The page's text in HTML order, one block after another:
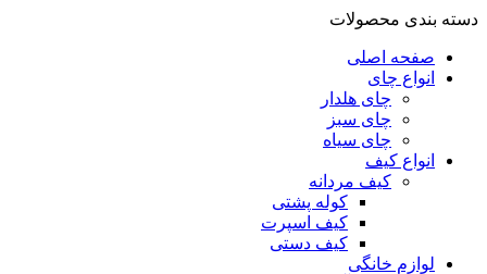
دسته بندی محصولات
صفحه اصلی
انواع چای
چای هلدار
چای سبز
چای سیاه
انواع کیف
کیف مردانه
کوله پشتی
کیف اسپرت
کیف دستی
لوازم خانگی